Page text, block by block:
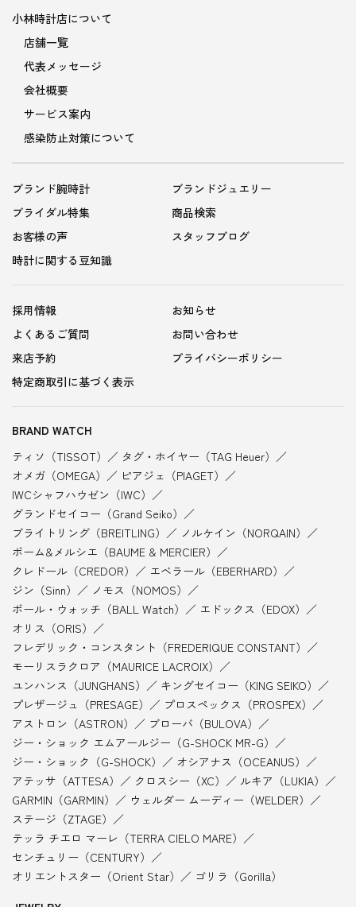
小林時計店について
店舗一覧
代表メッセージ
会社概要
サービス案内
感染防止対策について
ブランド腕時計
ブランドジュエリー
ブライダル特集
商品検索
お客様の声
スタッフブログ
時計に関する豆知識
採用情報
お知らせ
よくあるご質問
お問い合わせ
来店予約
プライバシーポリシー
特定商取引に基づく表示
BRAND WATCH
ティソ（TISSOT）
タグ・ホイヤー（TAG Heuer）
オメガ（OMEGA）
ピアジェ（PIAGET）
IWCシャフハウゼン（IWC）
グランドセイコー（Grand Seiko）
ブライトリング（BREITLING）
ノルケイン（NORQAIN）
ボーム&メルシエ（BAUME & MERCIER）
クレドール（CREDOR）
エベラール（EBERHARD）
ジン（Sinn）
ノモス（NOMOS）
ボール・ウォッチ（BALL Watch）
エドックス（EDOX）
オリス（ORIS）
フレデリック・コンスタント（FREDERIQUE CONSTANT）
モーリスラクロア（MAURICE LACROIX）
ユンハンス（JUNGHANS）
キングセイコー（KING SEIKO）
プレザージュ（PRESAGE）
プロスペックス（PROSPEX）
アストロン（ASTRON）
ブローバ（BULOVA）
ジー・ショック エムアールジー（G-SHOCK MR-G）
ジー・ショック（G-SHOCK）
オシアナス（OCEANUS）
アテッサ（ATTESA）
クロスシー（XC）
ルキア（LUKIA）
GARMIN（GARMIN）
ウェルダー ムーディー（WELDER）
ステージ（ZTAGE）
テッラ チエロ マーレ（TERRA CIELO MARE）
センチュリー（CENTURY）
オリエントスター（Orient Star）
ゴリラ（Gorilla）